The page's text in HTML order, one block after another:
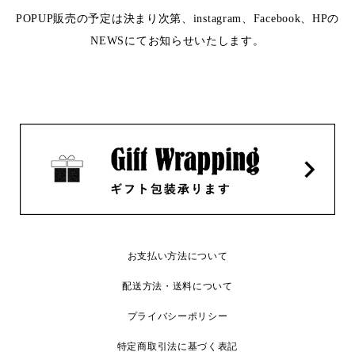
POPUP販売の予定は決まり次第、instagram、Facebook、HPの
NEWSにてお知らせいたします。
お支払い方法について
配送方法・送料について
プライバシーポリシー
特定商取引法に基づく表記